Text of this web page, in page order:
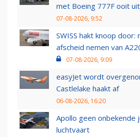
met Boeing 777F ooit uit
07-08-2026, 9:52
SWISS hakt knoop
afscheid nemen van
07-08-2026, 9:09
easyJet wordt
Castlelake haakt af
06-08-2026, 16:20
Apollo geen onbekende
luchtvaart